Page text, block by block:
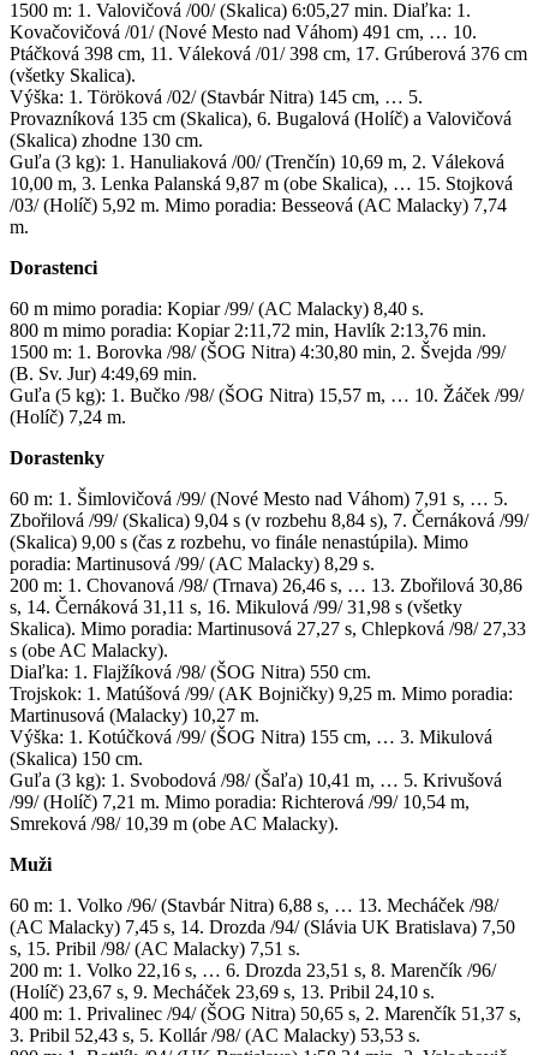
1500 m: 1. Valovičová /00/ (Skalica) 6:05,27 min. Diaľka: 1.
Kovačovičová /01/ (Nové Mesto nad Váhom) 491 cm, … 10.
Ptáčková 398 cm, 11. Váleková /01/ 398 cm, 17. Grúberová 376 cm
(všetky Skalica).
Výška: 1. Töröková /02/ (Stavbár Nitra) 145 cm, … 5.
Provazníková 135 cm (Skalica), 6. Bugalová (Holíč) a Valovičová
(Skalica) zhodne 130 cm.
Guľa (3 kg): 1. Hanuliaková /00/ (Trenčín) 10,69 m, 2. Váleková
10,00 m, 3. Lenka Palanská 9,87 m (obe Skalica), … 15. Stojková
/03/ (Holíč) 5,92 m. Mimo poradia: Besseová (AC Malacky) 7,74
m.
Dorastenci
60 m mimo poradia: Kopiar /99/ (AC Malacky) 8,40 s.
800 m mimo poradia: Kopiar 2:11,72 min, Havlík 2:13,76 min.
1500 m: 1. Borovka /98/ (ŠOG Nitra) 4:30,80 min, 2. Švejda /99/
(B. Sv. Jur) 4:49,69 min.
Guľa (5 kg): 1. Bučko /98/ (ŠOG Nitra) 15,57 m, … 10. Žáček /99/
(Holíč) 7,24 m.
Dorastenky
60 m: 1. Šimlovičová /99/ (Nové Mesto nad Váhom) 7,91 s, … 5.
Zbořilová /99/ (Skalica) 9,04 s (v rozbehu 8,84 s), 7. Černáková /99/
(Skalica) 9,00 s (čas z rozbehu, vo finále nenastúpila). Mimo
poradia: Martinusová /99/ (AC Malacky) 8,29 s.
200 m: 1. Chovanová /98/ (Trnava) 26,46 s, … 13. Zbořilová 30,86
s, 14. Černáková 31,11 s, 16. Mikulová /99/ 31,98 s (všetky
Skalica). Mimo poradia: Martinusová 27,27 s, Chlepková /98/ 27,33
s (obe AC Malacky).
Diaľka: 1. Flajžíková /98/ (ŠOG Nitra) 550 cm.
Trojskok: 1. Matúšová /99/ (AK Bojničky) 9,25 m. Mimo poradia:
Martinusová (Malacky) 10,27 m.
Výška: 1. Kotúčková /99/ (ŠOG Nitra) 155 cm, … 3. Mikulová
(Skalica) 150 cm.
Guľa (3 kg): 1. Svobodová /98/ (Šaľa) 10,41 m, … 5. Krivušová
/99/ (Holíč) 7,21 m. Mimo poradia: Richterová /99/ 10,54 m,
Smreková /98/ 10,39 m (obe AC Malacky).
Muži
60 m: 1. Volko /96/ (Stavbár Nitra) 6,88 s, … 13. Mecháček /98/
(AC Malacky) 7,45 s, 14. Drozda /94/ (Slávia UK Bratislava) 7,50
s, 15. Pribil /98/ (AC Malacky) 7,51 s.
200 m: 1. Volko 22,16 s, … 6. Drozda 23,51 s, 8. Marenčík /96/
(Holíč) 23,67 s, 9. Mecháček 23,69 s, 13. Pribil 24,10 s.
400 m: 1. Privalinec /94/ (ŠOG Nitra) 50,65 s, 2. Marenčík 51,37 s,
3. Pribil 52,43 s, 5. Kollár /98/ (AC Malacky) 53,53 s.